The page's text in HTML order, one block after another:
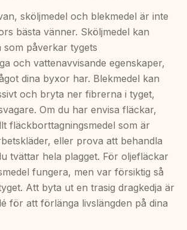
sköljmedel och blekmedel är inte
bästa vänner. Sköljmedel kan
som påverkar tygets
och vattenavvisande egenskaper,
dina byxor har. Blekmedel kan
och bryta ner fibrerna i tyget,
Om du har envisa fläckar,
fläckborttagningsmedel som är
eller prova att behandla
tvättar hela plagget. För oljefläckar
fungera, men var försiktig så
Att byta ut en trasig dragkedja är
för att förlänga livslängden på dina